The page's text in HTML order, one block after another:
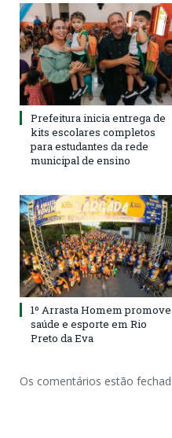
Prefeitura inicia entrega de
kits escolares completos
para estudantes da rede
municipal de ensino
1º Arrasta Homem promove
saúde e esporte em Rio
Preto da Eva
Os comentários estão